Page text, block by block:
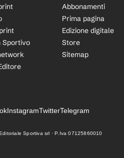
Sportivo
Abbonamenti
Prima pagina
Edizione digitale
Store
Sitemap
InstagramTwitterTelegram
Sportiva srl · P.Iva 07125860010